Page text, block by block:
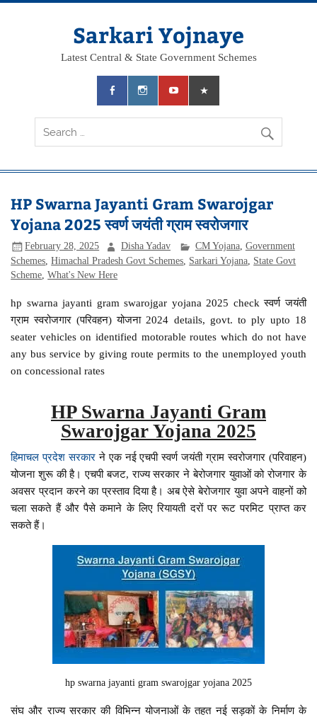
Skip
Sarkari Yojnaye
Latest Central & State Government Schemes
HP Swarna Jayanti Gram Swarojgar
Yojana 2025 स्वर्ण जयंती ग्राम स्वरोजगार
February 28, 2025 Disha Yadav CM Yojana, Government
Schemes ,Himachal Pradesh Govt Schemes Sarkari Yojana State Govt
Scheme ,What's New Here
hp swarna jayanti gram swarojgar yojana 2025 check स्वर्ण जयंती
ग्राम स्वरोजगार (परिवहन) योजना 2024 details, govt. to ply upto 18
seater vehicles on identified motorable routes which do not have
any bus service by giving route permits to the unemployed youth
on concessional rates
HP Swarna Jayanti Gram
Swarojgar Yojana 2025
हिमाचल प्रदेश सरकारने एक नई एचपी स्वर्ण जयंती ग्राम स्वरोजगार (परिवाहन)
योजना शुरू की है। एचपी बजट, राज्य सरकार ने बेरोजगार युवाओं को रोजगार के
अवसर प्रदान करने का प्रस्ताव दिया है। अब ऐसे बेरोजगार युवा अपने वाहनों को
चला सकते हैं और पैसे कमाने के लिए रियायती दरों पर रूट परमिट प्राप्त कर
सकते हैं।
hp swarna jayanti gram swarojgar yojana 2025
संघ और राज्य सरकार की विभिन्न योजनाओं के तहत नई सड़कों के निर्माण के